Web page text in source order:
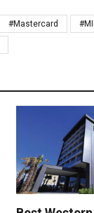
#Mastercard